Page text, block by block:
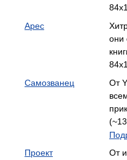
Арес
они
Самозванец
От
Проект
От